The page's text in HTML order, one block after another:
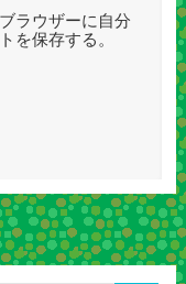
ラウザーに自分
を保存する。